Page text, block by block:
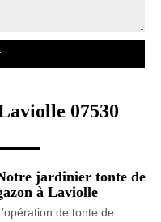
07530
jardinier tonte de
à Laviolle
de tonte de